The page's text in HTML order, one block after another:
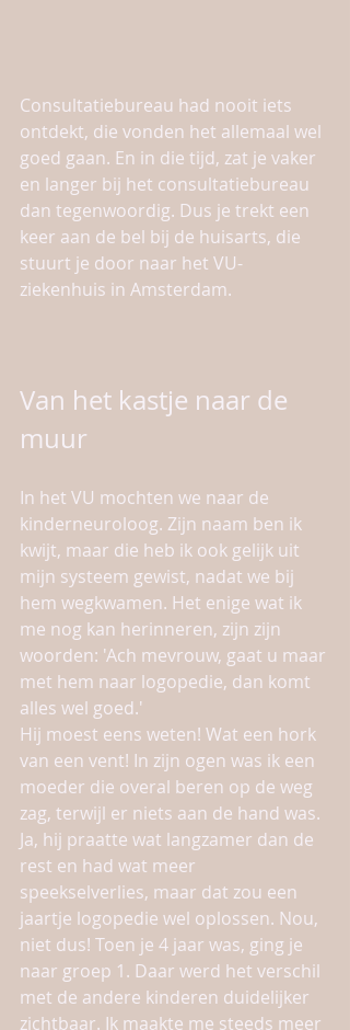
Consultatiebureau had nooit iets
ontdekt, die vonden het allemaal wel
goed gaan. En in die tijd, zat je vaker
en langer bij het consultatiebureau
dan tegenwoordig. Dus je trekt een
keer aan de bel bij de huisarts, die
stuurt je door naar het VU-
ziekenhuis in Amsterdam.
Van het kastje naar de
muur
In het VU mochten we naar de
kinderneuroloog. Zijn naam ben ik
kwijt, maar die heb ik ook gelijk uit
mijn systeem gewist, nadat we bij
hem wegkwamen. Het enige wat ik
me nog kan herinneren, zijn zijn
woorden: 'Ach mevrouw, gaat u maar
met hem naar logopedie, dan komt
alles wel goed.'
Hij moest eens weten! Wat een hork
van een vent! In zijn ogen was ik een
moeder die overal beren op de weg
zag, terwijl er niets aan de hand was.
Ja, hij praatte wat langzamer dan de
rest en had wat meer
speekselverlies, maar dat zou een
jaartje logopedie wel oplossen. Nou,
niet dus! Toen je 4 jaar was, ging je
naar groep 1. Daar werd het verschil
met de andere kinderen duidelijker
zichtbaar. Ik maakte me steeds meer